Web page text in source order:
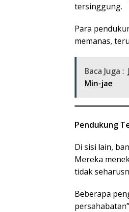
tersinggung.
Para
memanas,
Baca Juga :
Min-jae
Pendukung
Di sisi lain,
Mereka
tidak
Beberapa